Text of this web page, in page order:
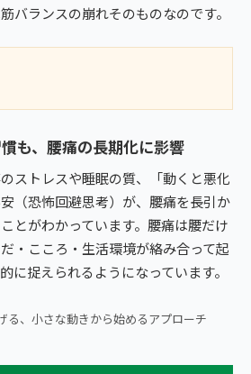
バランスの崩れそのものなのです。
も、腰痛の長期化に影響
ストレスや睡眠の質、「動くと悪化
（恐怖回避思考）が、腰痛を長引か
とがわかっています。腰痛は腰だけ
・こころ・生活環境が絡み合って起
に捉えられるようになっています。
ヘルニアの方向けストレッチ
る、小さな動きから始めるアプローチ